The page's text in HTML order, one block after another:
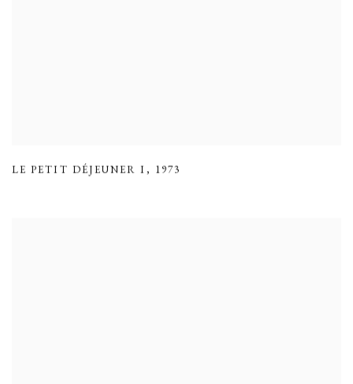
LE PETIT DÉJEUNER I , 1973